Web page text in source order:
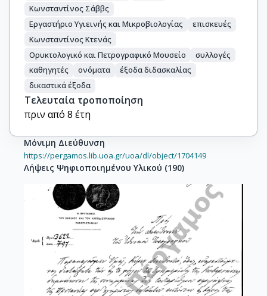
Κωνσταντίνος Σάββς
Εργαστήριο Υγιεινής και Μικροβιολογίας
επισκευές
Κωνσταντίνος Κτενάς
Ορυκτολογικό και Πετρογραφικό Μουσείο
συλλογές
καθηγητές
ονόματα
έξοδα διδασκαλίας
δικαστικά έξοδα
Τελευταία τροποποίηση
πριν από 8 έτη
Μόνιμη Διεύθυνση
https://pergamos.lib.uoa.gr/uoa/dl/object/1704149
Λήψεις Ψηφιοποιημένου Υλικού (190)